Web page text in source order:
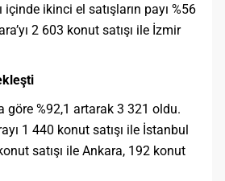
ikinci el satışların payı %56
2 603 konut satışı ile İzmir
göre %92,1 artarak 3 321 oldu.
1 440 konut satışı ile İstanbul
satışı ile Ankara, 192 konut